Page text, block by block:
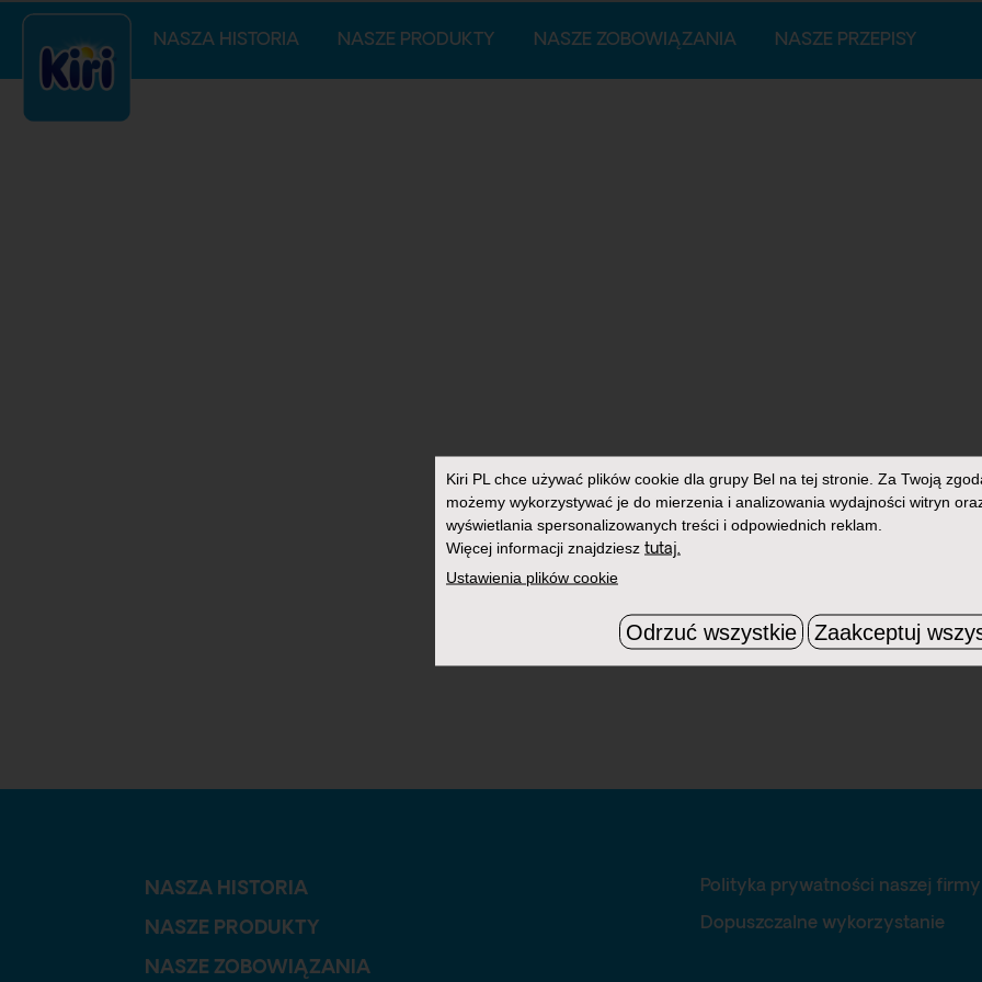
NASZA HISTORIA NASZE PRODUKTY NASZE ZOBOWIĄZANIA NASZE PRZEPISY
NASZA HISTORIA
NASZE PRODUKTY
NASZE ZOBOWIĄZANIA
Polityka prywatności naszej firmy
Dopuszczalne wykorzystanie
Kiri PL chce używać plików cookie dla grupy Bel na tej stronie. Za Twoją
możemy wykorzystywać je do mierzenia i analizowania wydajności witryn
wyświetlania spersonalizowanych treści i odpowiednich reklam.
Więcej informacji znajdziesz tutaj.
Ustawienia plików cookie
Odrzuć wszystkie Zaakceptuj